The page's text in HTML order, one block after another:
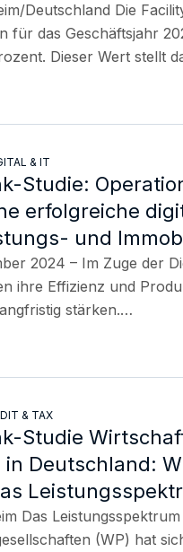
Deutschland Die
für das Geschäftsjahr
Dieser Wert stellt
& IT
Studie:
erfolgreiche
und
2024 – Im Zuge der
ihre Effizienz und
stärken.…
& TAX
Studie
Deutschland:
Das
(WP) hat